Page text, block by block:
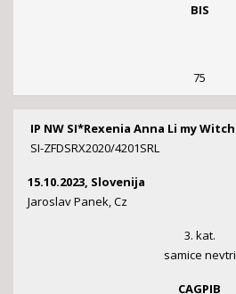
BIS
75
IP NW SI*Rexenia Anna Li my Witch
SI-ZFDSRX2020/4201SRL
15.10.2023, Slovenija
Jaroslav Panek, Cz
3. kat.
samice nevtri
CAGPIB